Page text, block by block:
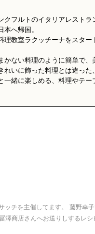
クフルトのイタリアレストラ
本へ帰国。
理教室ラクッチーナをスター
かない料理のように簡単で
れいに飾った料理とは違っ
一緒に楽しめる、料理やテー
ッチを主催してます。 藤野幸
澤商店さんへお送りしするレ